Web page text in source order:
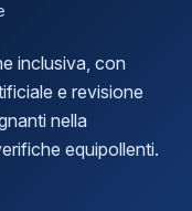
inclusiva, con
e revisione
nella
equipollenti.